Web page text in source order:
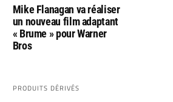
Mike Flanagan va réaliser
un nouveau film adaptant
« Brume » pour Warner
Bros
PRODUITS DÉRIVÉS